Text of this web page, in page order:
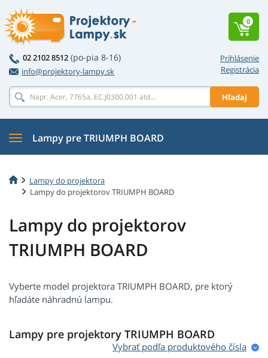
Prihlásenie
Registrácia
02 2102 8512 (po-pia 8-16)
info@projektory-lampy.sk
Hľadaj
0
Lampy pre TRIUMPH BOARD
Lampy do projektora
Lampy do projektorov TRIUMPH BOARD
Lampy do projektorov
TRIUMPH BOARD
Vyberte model projektora TRIUMPH BOARD, pre ktorý
hľadáte náhradnú lampu.
Lampy pre projektory TRIUMPH BOARD
Vybrať podľa produktového čísla